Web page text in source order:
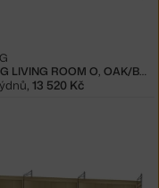
STRING LIVING ROOM O, OAK/BLACK
, 13 520 Kč